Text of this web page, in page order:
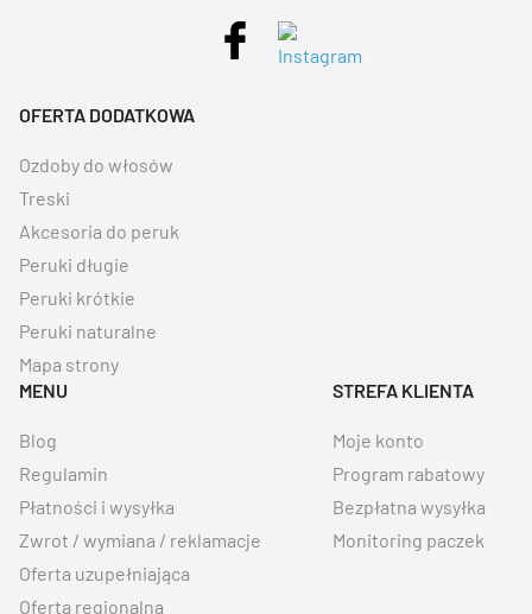
OFERTA DODATKOWA
Ozdoby do włosów
Treski
Akcesoria do peruk
Peruki długie
Peruki krótkie
Peruki naturalne
Mapa strony
MENU
Blog
Regulamin
Płatności i wysyłka
Zwrot / wymiana / reklamacje
Oferta uzupełniająca
Oferta regionalna
STREFA KLIENTA
Moje konto
Program rabatowy
Bezpłatna wysyłka
Monitoring paczek